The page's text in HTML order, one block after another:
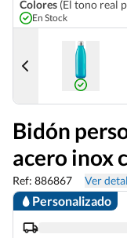
Colores (El tono real
En Stock
Bidón
acero inox
Ref: 886867 Ver
Personalizado